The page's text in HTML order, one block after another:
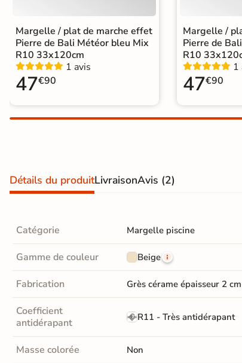
hexagonal
Carrelage très
grand format
PAR FINITION
Carrelage brillant
Échantillons gratuits
ÉCHANTILLONS
GRATUITS
Échantillons
GRATUITS
Margelle / plat de marche effet
Pierre de Bali Météor bleu Mix
R10 33x120cm
1 avis
47€90
Margelle /
Pierre de
R10
1
47€90
Détails du produitLivraisonAvis (2)
Catégorie Margelle piscine
Gamme de couleur Beige
Fabrication Grès cérame épaisseur 2 cm
Coefficient
antidérapant
R11 - Très antidérapant
Masse colorée Non